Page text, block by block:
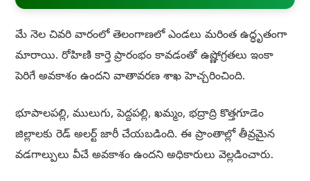
మే నెల చివరి వారంలో తెలంగాణలో ఎండలు మరింత ఉద్ధృతంగా
మారాయి. రోహిణి కార్తె ప్రారంభం కావడంతో ఉష్ణోగ్రతలు ఇంకా
పెరిగే అవకాశం ఉందని వాతావరణ శాఖ హెచ్చరించింది.
భూపాలపల్లి, ములుగు, పెద్దపల్లి, ఖమ్మం, భద్రాద్రి కొత్తగూడెం
జిల్లాలకు రెడ్ అలర్ట్ జారీ చేయబడింది. ఈ ప్రాంతాల్లో తీవ్రమైన
వడగాల్పులు వీచే అవకాశం ఉందని అధికారులు వెల్లడించారు.